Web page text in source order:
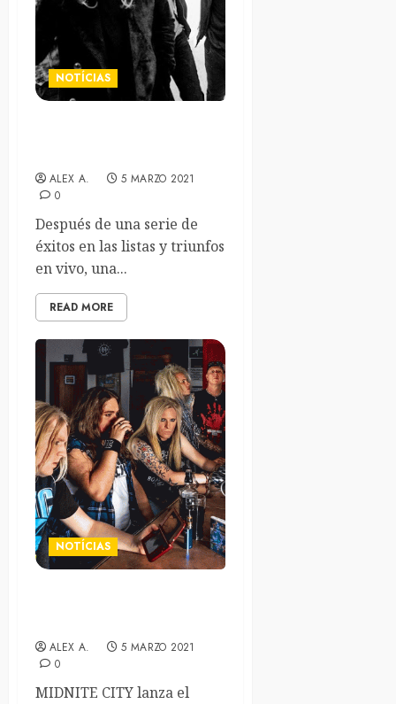
NOTÍCIAS
ALEX A.
5 MARZO 2021
0
Después de una serie de
éxitos en las listas y triunfos
en vivo, una...
READ MORE
NOTÍCIAS
ALEX A.
5 MARZO 2021
0
MIDNITE CITY lanza el